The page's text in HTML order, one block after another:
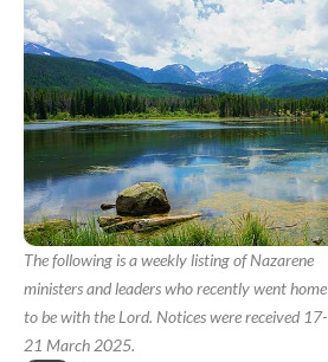
The following is a weekly listing of Nazarene
ministers and leaders who recently went home
to be with the Lord. Notices were received 17-
21 March 2025.